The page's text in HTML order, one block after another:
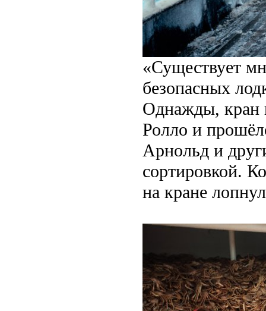
«Существует
безопасных
Однажды, кран
Ролло и
Арнольд и
сортировкой.
на кране